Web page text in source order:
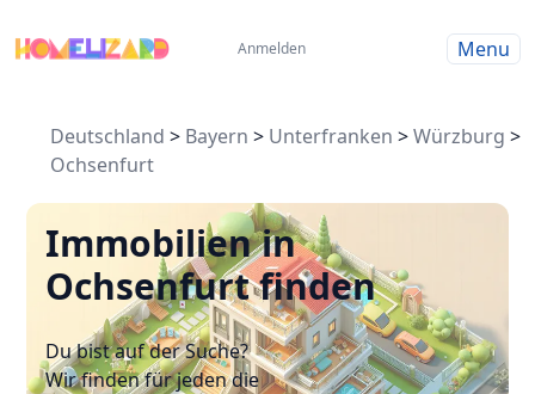
Anmelden Menu
Deutschland > Bayern > Unterfranken >Würzburg >
Ochsenfurt
Immobilien in
Ochsenfurt finden
Du bist auf der Suche?
Wir finden für jeden die